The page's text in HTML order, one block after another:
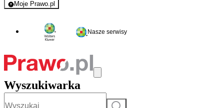
Moje Prawo.pl
- rejestracja i logowanie do serwisu
Nasze serwisy
Wyszukiwarka
Szukaj